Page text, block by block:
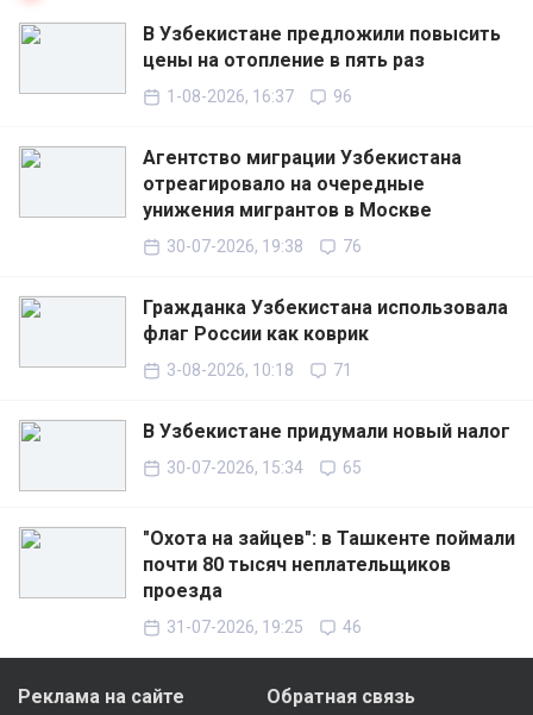
В Узбекистане предложили повысить
цены на отопление в пять раз
1-08-2026, 16:37 96
Агентство миграции Узбекистана
отреагировало на очередные
унижения мигрантов в Москве
30-07-2026, 19:38 76
Гражданка Узбекистана использовала
флаг России как коврик
3-08-2026, 10:18 71
В Узбекистане придумали новый налог
30-07-2026, 15:34 65
"Охота на зайцев": в Ташкенте поймали
почти 80 тысяч неплательщиков
проезда
31-07-2026, 19:25 46
Реклама на сайте Обратная связь